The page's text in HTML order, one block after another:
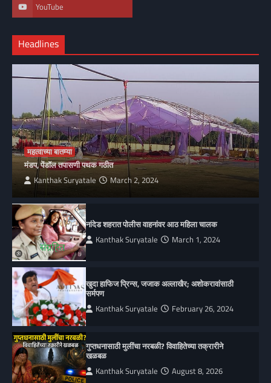
YouTube
Headlines
महत्वाच्या बातम्या
मंडप, पेंडॉल तपासणी पथक गठीत
Kanthak Suryatale March 2, 2024
नांदेड शहरात पोलीस वाहनांवर आठ महिला चालक
Kanthak Suryatale March 1, 2024
खुदा हाफिज प्रिन्स, जजाक अल्लाखैर; अशोकरावांसाठी
सर्मपण
Kanthak Suryatale February 26, 2024
गुप्तधनासाठी मुलींचा नरबळी? विवाहितेच्या तक्रारीने
खळबळ
Kanthak Suryatale August 8, 2026